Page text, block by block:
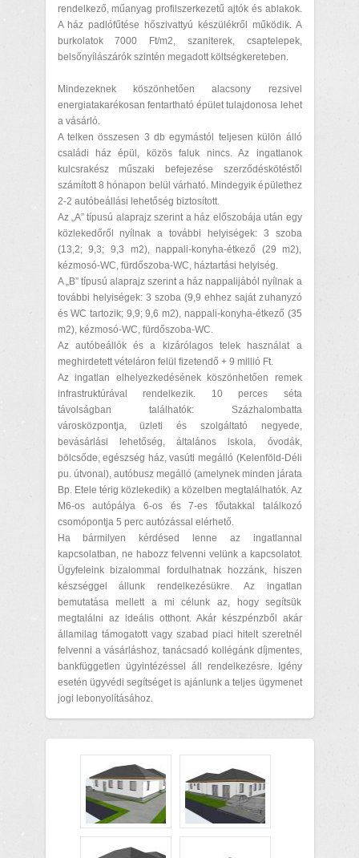
rendelkező, műanyag profilszerkezetű ajtók és ablakok.
A ház padlófűtése hőszivattyú készülékről működik. A
burkolatok 7000 Ft/m2, szaniterek, csaptelepek,
belsőnyílászárók szintén megadott költségkereteben.
Mindezeknek köszönhetően alacsony rezsivel
energiatakarékosan fentartható épület tulajdonosa lehet
a vásárló.
A telken összesen 3 db egymástól teljesen külön álló
családi ház épül, közös faluk nincs. Az ingatlanok
kulcsrakész műszaki befejezése szerződéskötéstől
számított 8 hónapon belül várható. Mindegyik épülethez
2-2 autóbeállási lehetőség biztosított.
Az „A” típusú alaprajz szerint a ház előszobája után egy
közlekedőről nyílnak a további helyiségek: 3 szoba
(13,2; 9,3; 9,3 m2), nappali-konyha-étkező (29 m2),
kézmosó-WC, fürdőszoba-WC, háztartási helyiség.
A „B” típusú alaprajz szerint a ház nappalijából nyílnak a
további helyiségek: 3 szoba (9,9 ehhez saját zuhanyzó
és WC tartozik; 9,9; 9,6 m2), nappali-konyha-étkező (35
m2), kézmosó-WC, fürdőszoba-WC.
Az autóbeállók és a kizárólagos telek használat a
meghirdetett vételáron felül fizetendő + 9 millió Ft.
Az ingatlan elhelyezkedésének köszönhetően remek
infrastruktúrával rendelkezik. 10 perces séta
távolságban találhatók: Százhalombatta
városközpontja, üzleti és szolgáltató negyede,
bevásárlási lehetőség, általános iskola, óvodák,
bölcsőde, egészség ház, vasúti megálló (Kelenföld-Déli
pu. útvonal), autóbusz megálló (amelynek minden járata
Bp. Etele térig közlekedik) a közelben megtalálhatók. Az
M6-os autópálya 6-os és 7-es főutakkal találkozó
csomópontja 5 perc autózással elérhető.
Ha bármilyen kérdésed lenne az ingatlannal
kapcsolatban, ne habozz felvenni velünk a kapcsolatot.
Ügyfeleink bizalommal fordulhatnak hozzánk, hiszen
készséggel állunk rendelkezésükre. Az ingatlan
bemutatása mellett a mi célunk az, hogy segítsük
megtalálni az ideális otthont. Akár készpénzből akár
államilag támogatott vagy szabad piaci hitelt szeretnél
felvenni a vásárláshoz, tanácsadó kollégánk díjmentes,
bankfüggetlen ügyintézéssel áll rendelkezésre. Igény
esetén ügyvédi segítséget is ajánlunk a teljes ügymenet
jogi lebonyolításához.